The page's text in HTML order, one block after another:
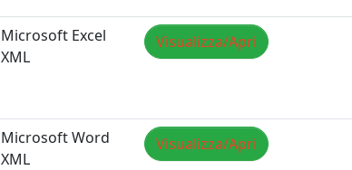
Microsoft Excel
XML
Visualizza/Apri
Microsoft Word
XML
Visualizza/Apri